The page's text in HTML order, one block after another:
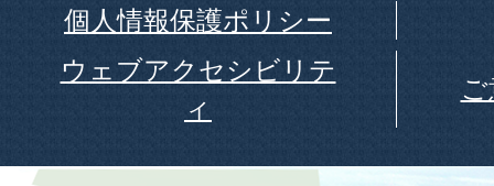
個人情報保護ポリシー
ウェブアクセシビリテ
ィ